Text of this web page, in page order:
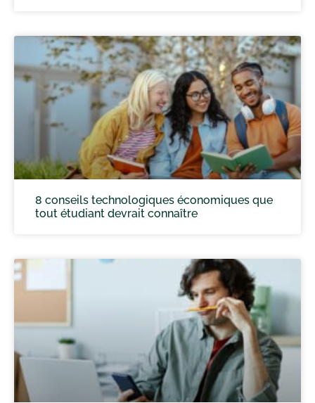
8 conseils technologiques économiques que
tout étudiant devrait connaître